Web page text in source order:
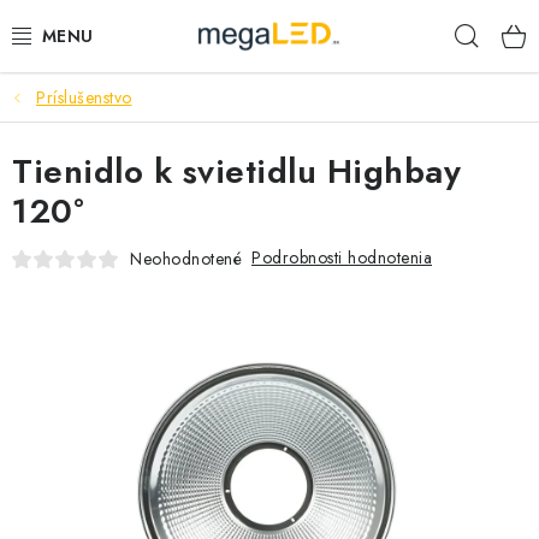
na
PRIEMYSEL
SVIETIDLÁ
ŽIAROVKY A TRUBICE
SAMSUNG SVIETIDLÁ
Príslušenstvo
Tienidlo k svietidlu Highbay
120°
Neohodnotené Podrobnosti hodnotenia